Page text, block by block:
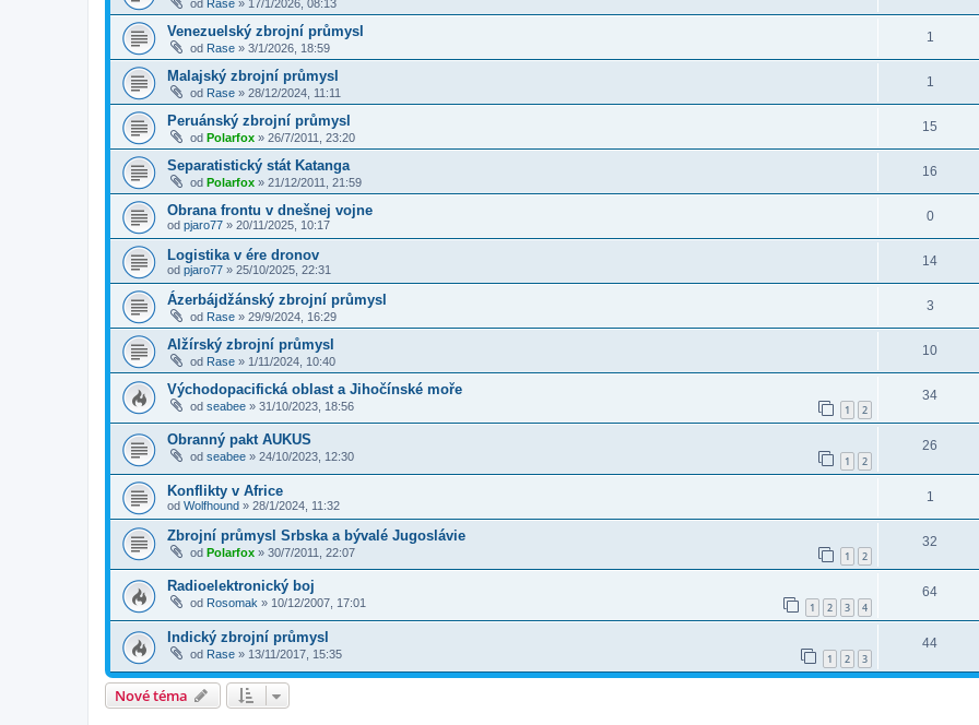
od Rase » 17/1/2026, 08:13
Venezuelský zbrojní průmysl
od Rase » 3/1/2026, 18:59
1
Malajský zbrojní průmysl
od Rase » 28/12/2024, 11:11
1
Peruánský zbrojní průmysl
od Polarfox » 26/7/2011, 23:20
15
Separatistický stát Katanga
od Polarfox » 21/12/2011, 21:59
16
Obrana frontu v dnešnej vojne
od pjaro77 » 20/11/2025, 10:17
0
Logistika v ére dronov
od pjaro77 » 25/10/2025, 22:31
14
Ázerbájdžánský zbrojní průmysl
od Rase » 29/9/2024, 16:29
3
Alžírský zbrojní průmysl
od Rase » 1/11/2024, 10:40
10
Východopacifická oblast a Jihočínské moře
od seabee » 31/10/2023, 18:56 1 2
34
Obranný pakt AUKUS
od seabee » 24/10/2023, 12:30 1 2
26
Konflikty v Africe
od Wolfhound » 28/1/2024, 11:32
1
Zbrojní průmysl Srbska a bývalé Jugoslávie
od Polarfox » 30/7/2011, 22:07 1 2
32
Radioelektronický boj
od Rosomak » 10/12/2007, 17:01 1 2 3 4
64
Indický zbrojní průmysl
od Rase » 13/11/2017, 15:35 1 2 3
44
Nové téma